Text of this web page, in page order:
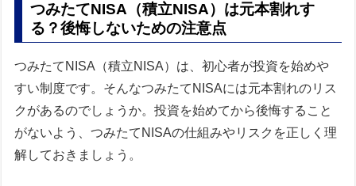
つみたてNISA（積立NISA）は元本割れす
る？後悔しないための注意点
つみたてNISA（積立NISA）は、初心者が投資を始めや
すい制度です。そんなつみたてNISAには元本割れのリス
クがあるのでしょうか。投資を始めてから後悔すること
がないよう、つみたてNISAの仕組みやリスクを正しく理
解しておきましょう。